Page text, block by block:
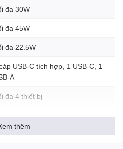
USB-C.
đáp
đa 30W
đa 45W
đa 22.5W
USB-C tích hợp, 1 USB-C, 1
A
đa 4 thiết bị
hiển thị dung lượng
Delivery, Quick Charge,
thêm